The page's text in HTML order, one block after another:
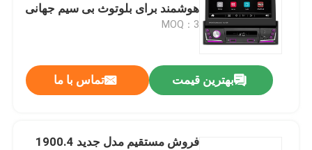
هوشمند برای بلوتوث بی سیم جهانی
MOQ：3
بهترین قیمت تماس با ما
فروش مستقیم مدل جدید 1900.4